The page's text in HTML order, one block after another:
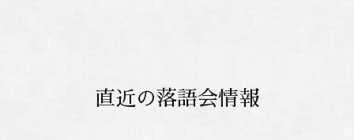
直近の落語会情報